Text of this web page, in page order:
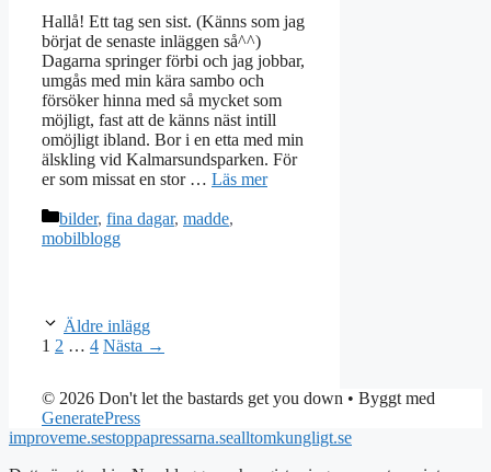
Hallå! Ett tag sen sist. (Känns som jag
börjat de senaste inläggen så^^)
Dagarna springer förbi och jag jobbar,
umgås med min kära sambo och
försöker hinna med så mycket som
möjligt, fast att de känns näst intill
omöjligt ibland. Bor i en etta med min
älskling vid Kalmarsundsparken. För
er som missat en stor … Läs mer
Kategorier
bilder, fina dagar, madde,
mobilblogg
Äldre inlägg
Sida
1 Sida
2 … Sida
4 Nästa →
© 2026 Don't let the bastards get you down • Byggt med
GeneratePress
improveme.sestoppapressarna.sealltomkungligt.se